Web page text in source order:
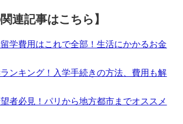
連記事はこちら】
学費用はこれで全部！生活にかかるお金
ンキング！入学手続きの方法、費用も解
者必見！パリから地方都市までオススメ